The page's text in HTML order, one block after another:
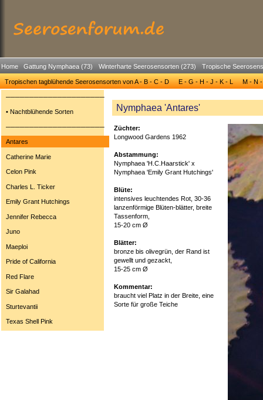
Home Gattung Nymphaea (73) Winterharte Seerosensorten (273) Tropische
Tropischen tagblühende Seerosensorten von A - B - C - D E - G - H - J - K - L M - N
Nymphaea 'Antares'
Züchter:
Longwood Gardens 1962
Abstammung:
Nymphaea 'H.C.Haarstick' x
Nymphaea 'Emily Grant Hutchings'
Blüte:
intensives leuchtendes Rot, 30-36
lanzenförmige Blüten-blätter, breite
Tassenform,
15-20 cm Ø
Blätter:
bronze bis olivegrün, der Rand ist
gewellt und gezackt,
15-25 cm Ø
Kommentar:
braucht viel Platz in der Breite, eine
Sorte für große Teiche
─────────────────────
• Nachtblühende Sorten
─────────────────────
Antares
Catherine Marie
Celon Pink
Charles L. Ticker
Emily Grant Hutchings
Jennifer Rebecca
Juno
Maeploi
Pride of California
Red Flare
Sir Galahad
Sturtevantii
Texas Shell Pink